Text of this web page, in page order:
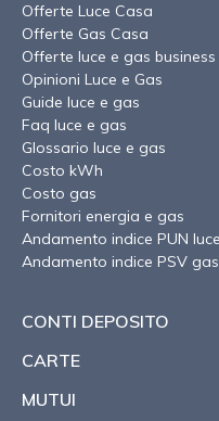
Offerte Luce Casa
Offerte Gas Casa
Offerte luce e gas business
Opinioni Luce e Gas
Guide luce e gas
Faq luce e gas
Glossario luce e gas
Costo kWh
Costo gas
Fornitori energia e gas
Andamento indice PUN luce
Andamento indice PSV gas
CONTI DEPOSITO
CARTE
MUTUI